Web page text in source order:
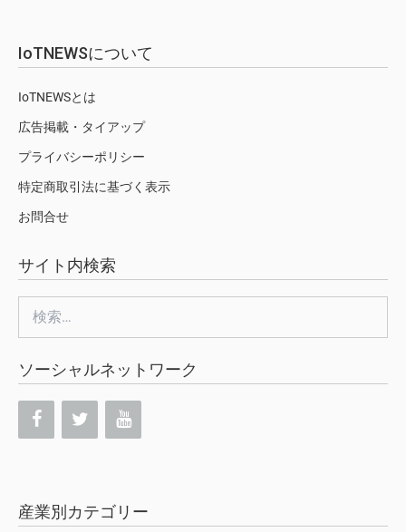
IoTNEWSについて
IoTNEWSとは
広告掲載・タイアップ
プライバシーポリシー
特定商取引法に基づく表示
お問合せ
サイト内検索
索:
ソーシャルネットワーク
産業別カテゴリー